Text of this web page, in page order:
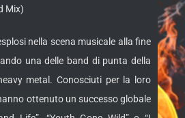
Mix)
nella scena musicale alla fine
una delle band di punta della
metal. Conosciuti per la loro
ottenuto un successo globale